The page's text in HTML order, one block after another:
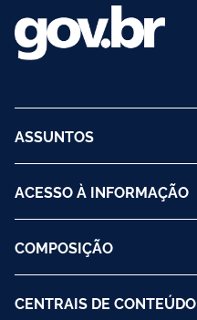
ASSUNTOS
ACESSO À INFORMAÇÃO
COMPOSIÇÃO
CENTRAIS DE CONTEÚDO